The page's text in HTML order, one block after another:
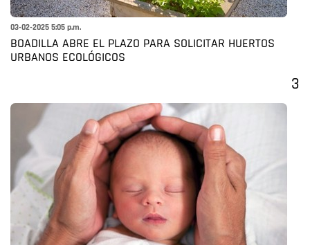
03-02-2025 5:05 p.m.
BOADILLA ABRE EL PLAZO PARA SOLICITAR HUERTOS
URBANOS ECOLÓGICOS
3